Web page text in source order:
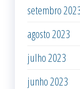
setembro
agosto 2023
julho 2023
junho 2023